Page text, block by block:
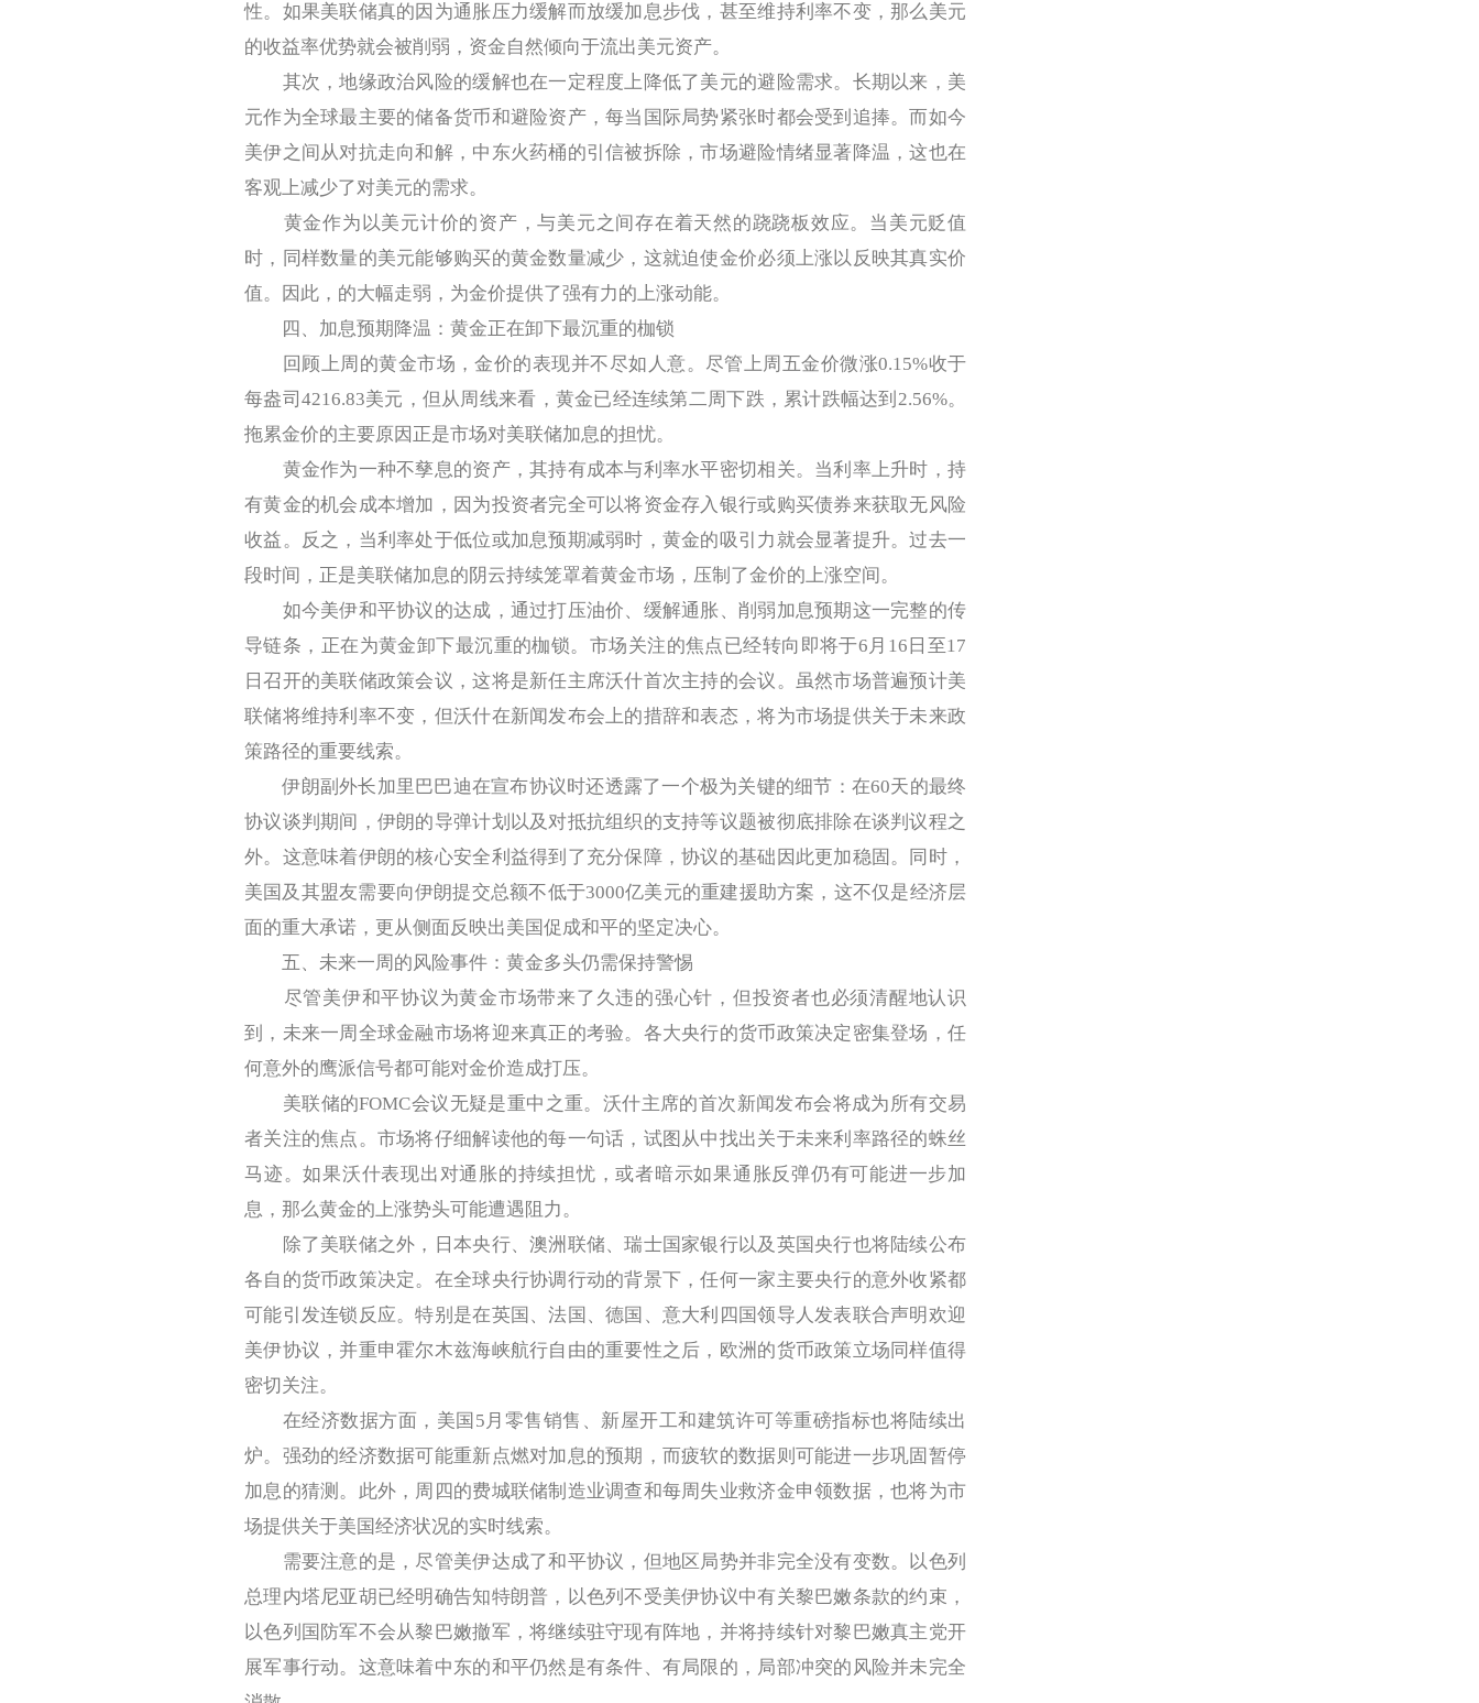
性。如果美联储真的因为通胀压力缓解而放缓加息步伐，甚至维持利率不变，那么美元
的收益率优势就会被削弱，资金自然倾向于流出美元资产。
其次，地缘政治风险的缓解也在一定程度上降低了美元的避险需求。长期以来，美
元作为全球最主要的储备货币和避险资产，每当国际局势紧张时都会受到追捧。而如今
美伊之间从对抗走向和解，中东火药桶的引信被拆除，市场避险情绪显著降温，这也在
客观上减少了对美元的需求。
黄金作为以美元计价的资产，与美元之间存在着天然的跷跷板效应。当美元贬值
时，同样数量的美元能够购买的黄金数量减少，这就迫使金价必须上涨以反映其真实价
值。因此，的大幅走弱，为金价提供了强有力的上涨动能。
四、加息预期降温：黄金正在卸下最沉重的枷锁
回顾上周的黄金市场，金价的表现并不尽如人意。尽管上周五金价微涨0.15%收于
每盎司4216.83美元，但从周线来看，黄金已经连续第二周下跌，累计跌幅达到2.56%。
拖累金价的主要原因正是市场对美联储加息的担忧。
黄金作为一种不孳息的资产，其持有成本与利率水平密切相关。当利率上升时，持
有黄金的机会成本增加，因为投资者完全可以将资金存入银行或购买债券来获取无风险
收益。反之，当利率处于低位或加息预期减弱时，黄金的吸引力就会显著提升。过去一
段时间，正是美联储加息的阴云持续笼罩着黄金市场，压制了金价的上涨空间。
如今美伊和平协议的达成，通过打压油价、缓解通胀、削弱加息预期这一完整的传
导链条，正在为黄金卸下最沉重的枷锁。市场关注的焦点已经转向即将于6月16日至17
日召开的美联储政策会议，这将是新任主席沃什首次主持的会议。虽然市场普遍预计美
联储将维持利率不变，但沃什在新闻发布会上的措辞和表态，将为市场提供关于未来政
策路径的重要线索。
伊朗副外长加里巴巴迪在宣布协议时还透露了一个极为关键的细节：在60天的最终
协议谈判期间，伊朗的导弹计划以及对抵抗组织的支持等议题被彻底排除在谈判议程之
外。这意味着伊朗的核心安全利益得到了充分保障，协议的基础因此更加稳固。同时，
美国及其盟友需要向伊朗提交总额不低于3000亿美元的重建援助方案，这不仅是经济层
面的重大承诺，更从侧面反映出美国促成和平的坚定决心。
五、未来一周的风险事件：黄金多头仍需保持警惕
尽管美伊和平协议为黄金市场带来了久违的强心针，但投资者也必须清醒地认识
到，未来一周全球金融市场将迎来真正的考验。各大央行的货币政策决定密集登场，任
何意外的鹰派信号都可能对金价造成打压。
美联储的FOMC会议无疑是重中之重。沃什主席的首次新闻发布会将成为所有交易
者关注的焦点。市场将仔细解读他的每一句话，试图从中找出关于未来利率路径的蛛丝
马迹。如果沃什表现出对通胀的持续担忧，或者暗示如果通胀反弹仍有可能进一步加
息，那么黄金的上涨势头可能遭遇阻力。
除了美联储之外，日本央行、澳洲联储、瑞士国家银行以及英国央行也将陆续公布
各自的货币政策决定。在全球央行协调行动的背景下，任何一家主要央行的意外收紧都
可能引发连锁反应。特别是在英国、法国、德国、意大利四国领导人发表联合声明欢迎
美伊协议，并重申霍尔木兹海峡航行自由的重要性之后，欧洲的货币政策立场同样值得
密切关注。
在经济数据方面，美国5月零售销售、新屋开工和建筑许可等重磅指标也将陆续出
炉。强劲的经济数据可能重新点燃对加息的预期，而疲软的数据则可能进一步巩固暂停
加息的猜测。此外，周四的费城联储制造业调查和每周失业救济金申领数据，也将为市
场提供关于美国经济状况的实时线索。
需要注意的是，尽管美伊达成了和平协议，但地区局势并非完全没有变数。以色列
总理内塔尼亚胡已经明确告知特朗普，以色列不受美伊协议中有关黎巴嫩条款的约束，
以色列国防军不会从黎巴嫩撤军，将继续驻守现有阵地，并将持续针对黎巴嫩真主党开
展军事行动。这意味着中东的和平仍然是有条件、有局限的，局部冲突的风险并未完全